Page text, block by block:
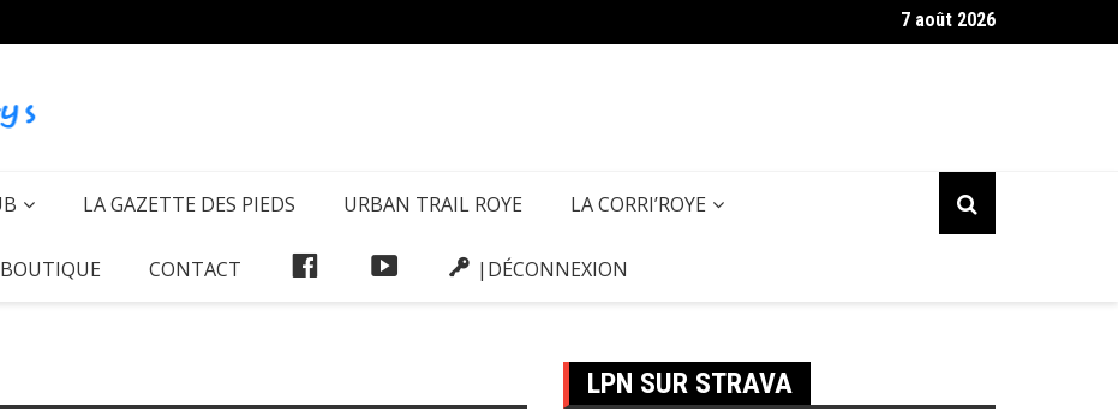
7 août 2026
LA GAZETTE DES PIEDS URBAN TRAIL ROYE LA CORRI’ROYE
BOUTIQUE CONTACT FACEBOOK VIDÉOS |DÉCONNEXION
LPN SUR STRAVA